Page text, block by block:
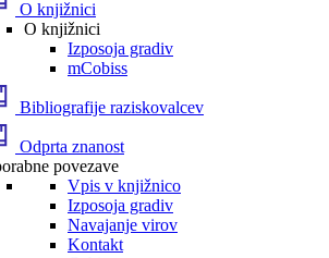
O knjižnici
O knjižnici
Izposoja gradiv
mCobiss
Bibliografije raziskovalcev
Odprta znanost
povezave
Vpis v knjižnico
Izposoja gradiv
Navajanje virov
Kontakt